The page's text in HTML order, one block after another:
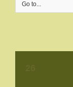
Go to...